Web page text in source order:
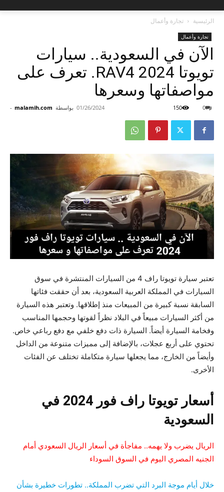
الرئيسية تجارة وأعمال
تجارة وأعمال
الآن في السعودية.. سيارات
تويوتا RAV4 2024. تعرف على
مواصفاتها وسعرها
بواسطة malamih.com
- 01/26/2024 0
150
تعتبر سيارة تويوتا راف 4 من السيارات المنتشرة في سوق
السيارات في المملكة العربية السعودية، بعد أن حققت فئاتها
السابقة نسبة كبيرة من المبيعات منذ إطلاقها. وتعتبر هذه السيارة
من أكثر السيارات مبيعاً في البلاد نظراً لقوتها وحجمها المناسب
وفخامة السيارة أيضاً. السيارة ذات دفع خلفي مع دفع رباعي خاص.
تحتوي على أربع عجلات، بالإضافة إلى مميزات متنوعة من الداخل
وأيضاً من الخارج، مما يجعلها سيارة متكاملة تختلف عن الفئات
الأخرى.
أسعار تويوتا راف فور 2024 في
السعودية
الريال يضرب ولا يهمه.. مفاجأة في أسعار الريال السعودي أمام
الجنيه المصري اليوم في السوق السوداء
خلال أيام موجة البرد التي تضرب المملكة.. تطورات خطيرة بشأن